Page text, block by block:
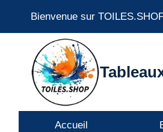
Bienvenue sur
Accueil